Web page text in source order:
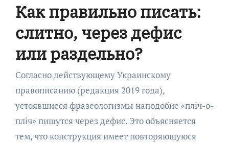
Как правильно писать:
слитно, через дефис
или раздельно?
Согласно действующему Украинскому
правописанию (редакция 2019 года),
устоявшиеся фразеологизмы наподобие «пліч-о-
пліч» пишутся через дефис. Это объясняется
тем, что конструкция имеет повторяющуюся